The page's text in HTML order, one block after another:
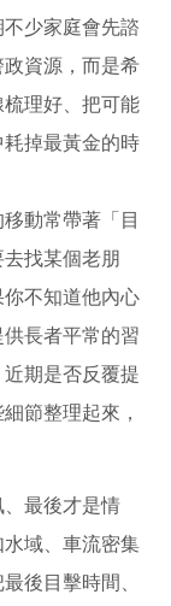
少家庭會先諮
資源，而是希
理好、把可能
掉最黃金的時
動常帶著「目
找某個老朋
不知道他內心
長者平常的習
期是否反覆提
節整理起來，
最後才是情
域、車流密集
後目擊時間、